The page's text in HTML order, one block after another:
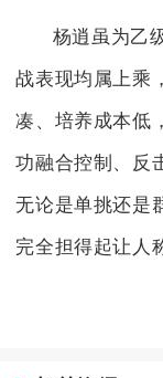
杨逍虽为乙
战表现均属上乘
凑、培养成本低
功融合控制、反
无论是单挑还是
完全担得起让人